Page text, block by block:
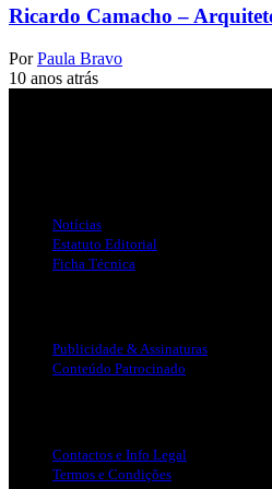
Ricardo Camacho –
Por Paula Bravo
10 anos atrás
Notícias
Estatuto Editorial
Ficha Técnica
Publicidade & Assinaturas
Conteúdo Patrocinado
Contactos e Info Legal
Termos e Condições